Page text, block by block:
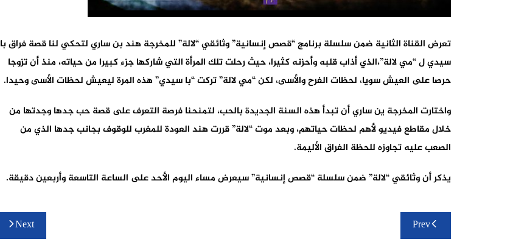
تعرض القناة الثانية ضمن سلسلة برنامج “قصص إنسانية” وثائقي “لالة” للمخرجة هند بن ساري لتحكي لنا قصة فراق با
سيدي ل “مي لالة”،الذي أذاب قلبه وأحزنه كثيرا، حيث رحلت تلك المرأة التي شاركها جزء كبيرا من حياته، منذ أن تزوجا
حرصا على العيش سويا، لحظات الفرح والأسى، لكن “مي لالة” تركت “با سيدي” هذه المرة ليعيش لحظات الأسى وحيدا.
واختارت المخرجة ين ساري أن تبدأ هذه السنة الجديدة بالحب، لتمنحنا فرصة التعرف على قصة حب جدها وجدتها من
خلال مقاطع فيديو لأهم لحظات حياتهم، وبعد موت “لالة” قررت هند العودة للمغرب للوقوف بجانب جدها الذي من
الصعب عليه تجاوزه للحظة الفراق الأليمة.
يذكر أن وثائقي “لالة” ضمن سلسلة “قصص إنسانية” سيعرض مساء اليوم الأحد على الساعة التاسعة وأربعين دقيقة.
تصفّح
المقالات
Prev
Next